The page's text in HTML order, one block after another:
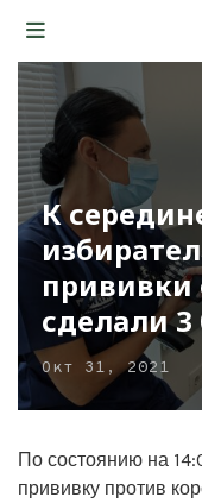
К
прививки
сделали 3
Окт 31, 2021
По состоянию на
прививку против